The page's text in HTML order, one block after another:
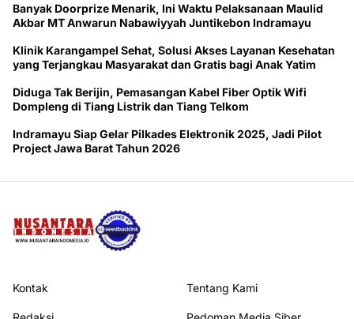
Banyak Doorprize Menarik, Ini Waktu Pelaksanaan Maulid
Akbar MT Anwarun Nabawiyyah Juntikebon Indramayu
Klinik Karangampel Sehat, Solusi Akses Layanan Kesehatan
yang Terjangkau Masyarakat dan Gratis bagi Anak Yatim
Diduga Tak Berijin, Pemasangan Kabel Fiber Optik Wifi
Dompleng di Tiang Listrik dan Tiang Telkom
Indramayu Siap Gelar Pilkades Elektronik 2025, Jadi Pilot
Project Jawa Barat Tahun 2026
Kontak Tentang Kami